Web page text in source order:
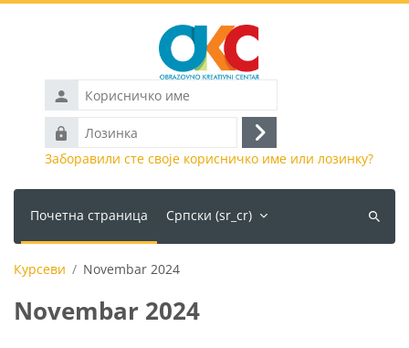
Корисничко
име
Лозинка
Пријава
Заборавили сте своје корисничко име или лозинку?
Почетна страница Српски ‎(sr_cr)‎
курсеве
Курсеви Novembar 2024
Novembar 2024